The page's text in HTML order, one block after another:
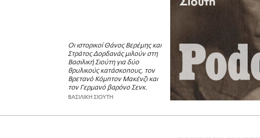
Οι ιστορικοί Θάνος Βερέμης και
Στράτος Δορδανάς μιλούν στη
Βασιλική Σιούτη για δύο
θρυλικούς κατάσκοπους, τον
Βρετανό Κόμπτον Μακένζι και
τον Γερμανό βαρόνο Σενκ.
ΒΑΣΙΛΙΚΗ ΣΙΟΥΤΗ